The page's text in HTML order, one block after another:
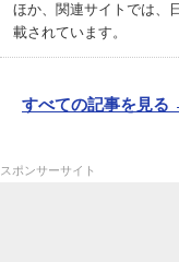
ほか、関連サイトでは、
載されています。
すべての記事を見る
スポンサーサイト